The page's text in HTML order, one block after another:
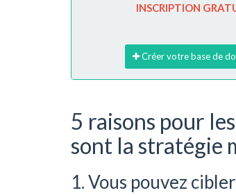
INSCRIPTION
Créer votre base de
5 raisons pour
sont la stratégie
1. Vous pouvez